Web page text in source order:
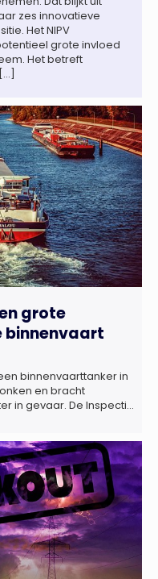
zes innovatieve
Het NIPV
grote invloed
Het betreft
grote
binnenvaart
binnenvaarttanker in
en bracht
in gevaar. De Inspectie
kan grote gevolgen